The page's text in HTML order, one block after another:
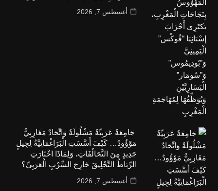
أغسطس 7, 2026
جَامِعَةٌ عَرَبِيِّةٌ مَشْلُولَةٌ وَاتِّحَادٌ مَغَارِبِيٌّ
مَوْؤُودٌ… كَيْفَ أَسَّسَتِ الْبَرَاغْمَاتِيَّةُ لِجِيلٍ
جَدِيدٍ مِنَ التَّحَالُفَاتِ، وَلِمَاذَا اخْتَارَتِ
الرِّبَاطُ التَّحْلِيقَ خَارِجَ السِّرْبِ الْعَرَبِيِّ؟
أغسطس 7, 2026